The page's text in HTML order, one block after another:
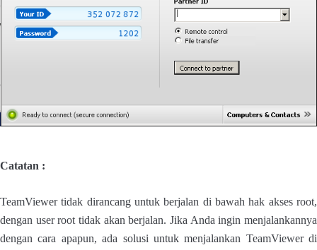
Catatan :
TeamViewer tidak dirancang untuk berjalan di bawah hak akses root,
dengan user root tidak akan berjalan. Jika Anda ingin menjalankannya
dengan cara apapun, ada solusi untuk menjalankan TeamViewer di